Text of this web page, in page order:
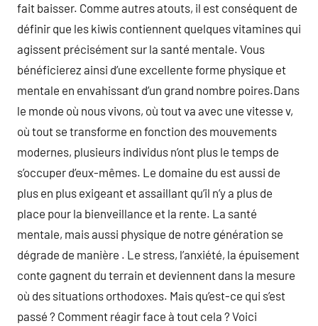
fait baisser. Comme autres atouts, il est conséquent de
définir que les kiwis contiennent quelques vitamines qui
agissent précisément sur la santé mentale. Vous
bénéficierez ainsi d’une excellente forme physique et
mentale en envahissant d’un grand nombre poires.Dans
le monde où nous vivons, où tout va avec une vitesse v,
où tout se transforme en fonction des mouvements
modernes, plusieurs individus n’ont plus le temps de
s’occuper d’eux-mêmes. Le domaine du est aussi de
plus en plus exigeant et assaillant qu’il n’y a plus de
place pour la bienveillance et la rente. La santé
mentale, mais aussi physique de notre génération se
dégrade de manière . Le stress, l’anxiété, la épuisement
conte gagnent du terrain et deviennent dans la mesure
où des situations orthodoxes. Mais qu’est-ce qui s’est
passé ? Comment réagir face à tout cela ? Voici